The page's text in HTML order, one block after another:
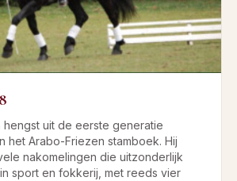
hengst uit de eerste generatie
het Arabo-Friezen stamboek. Hij
nakomelingen die uitzonderlijk
sport en fokkerij, met reeds vier